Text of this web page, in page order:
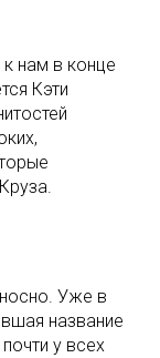
нам в конце
Кэти
Уже в
название
у всех